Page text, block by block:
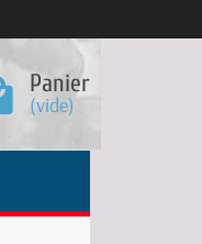
Panier
(vide)